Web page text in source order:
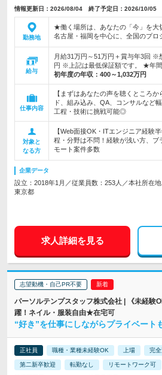
情報更新日：2026/08/04 終了予定日：2026/10/05
勤務地
★働く場所は、あなたの「今」を大
名古屋・福岡を中心に、全国のプロ
給与
月給31万円～51万円＋賞与年3回 ※
円 ※上記は最低保証額です。 ★年
初年度の年収： 400～1,032万円
仕事内容
【まずはあなたの声を聴くところ
ド、組み込み、QA、コンサルなど
工程・技術に挑戦可能◎
対象と
なる方
【Web面接OK・ITエンジニア経験
程・分野は不問！経験が浅い方、ブ
モート案件多数
企業データ
設立：2018年1月／従業員数：253人／本社所在地
東京都
求人詳細を見る
志望動機・自己PR不要
パーソルテンプスタッフ株式会社 | 《未経験
躍！ネイル・服装自由★在宅可
“好き”を仕事にしながらプライベート
正社員 職種・業種未経験OK 上場 完
第二新卒歓迎 転勤なし リモートワーク可